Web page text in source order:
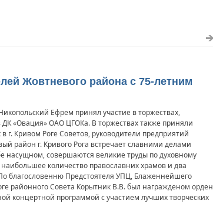
Жовтневого района с 75-летним
Ефрем принял участие в торжествах,
«Овация» ОАО ЦГОКа. В торжествах также приняли
г. Кривом Роге Советов, руководители предприятий
район г. Кривого Рога встречает славними делами
насущном, совершаются великие труды по духовному
количество православних храмов и два
благословенню Предстоятеля УПЦ, Блаженнейшего
районного Совета Корытник В.В. был награжденом орден
концертной программой с участием лучших творческих